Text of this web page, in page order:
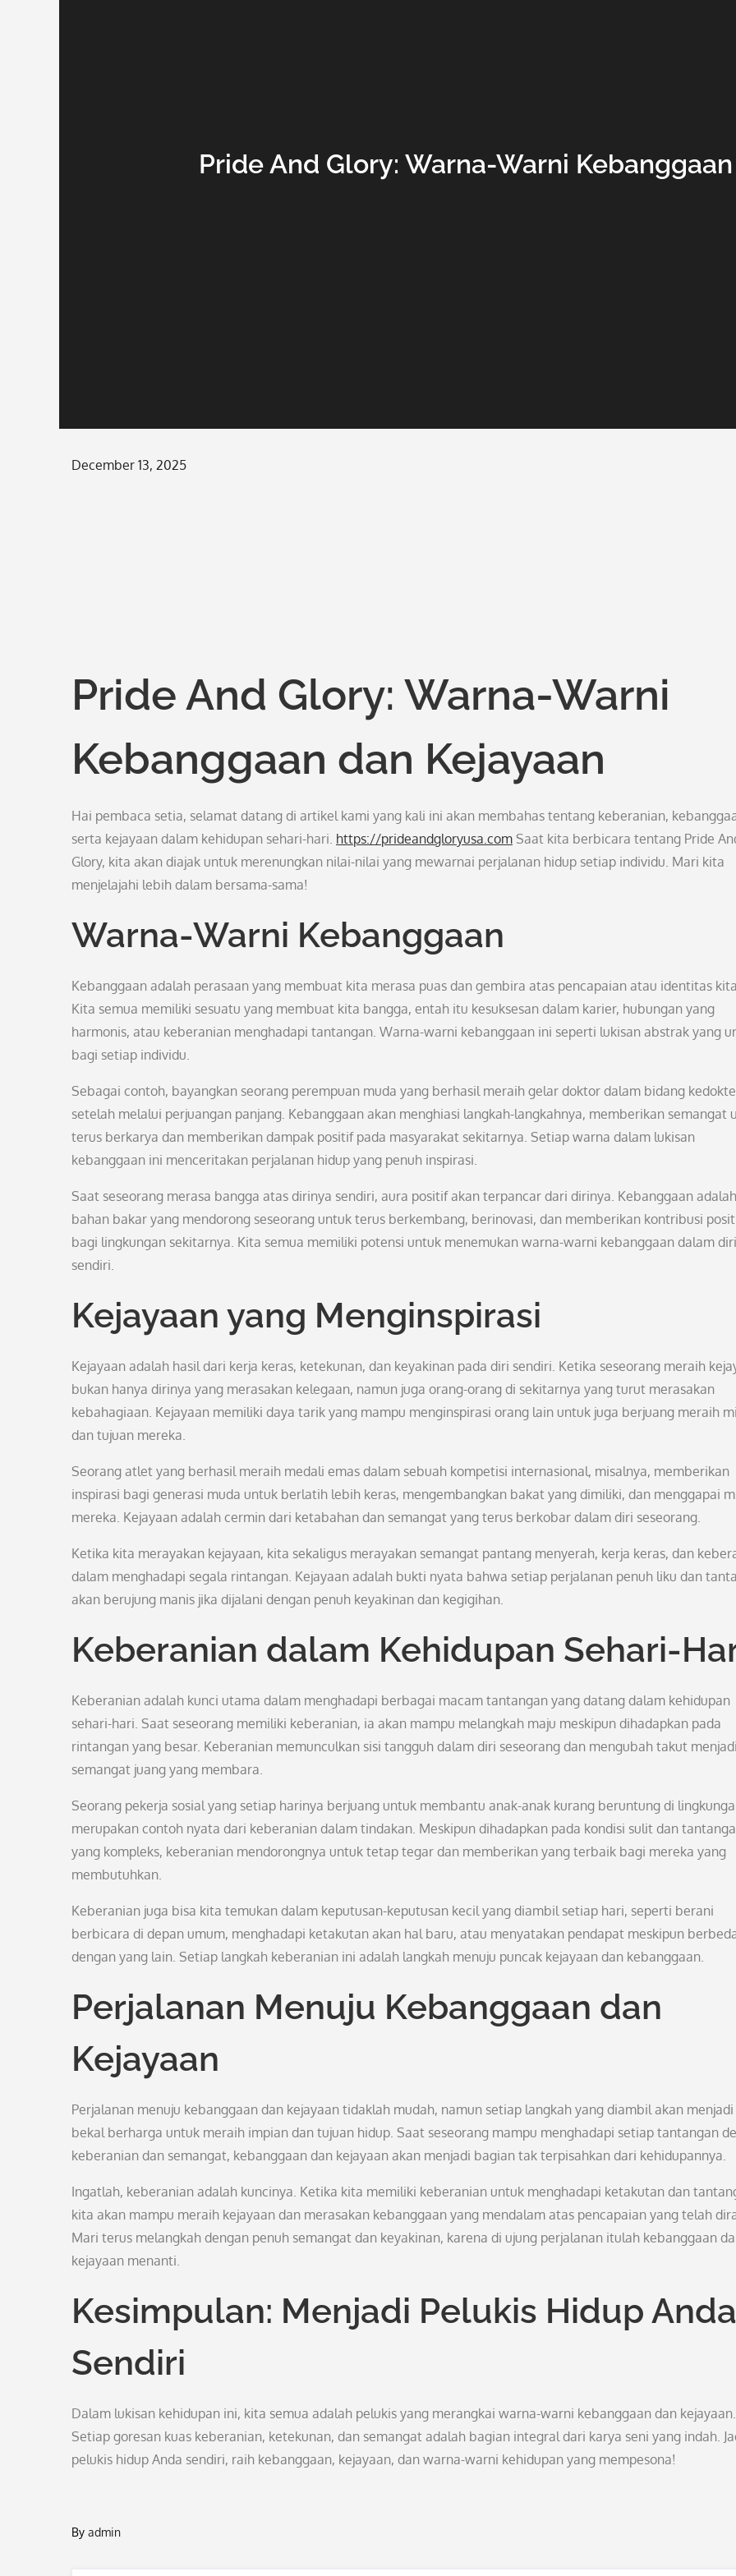
Pride And Glory: Warna-Warni
Posted
December 13, 2025
Pride And Glory: Warna-Warni
Kebanggaan dan Kejayaan
Hai pembaca setia, selamat datang di artikel kami yang kali ini akan membahas tentang keberanian,
serta kejayaan dalam kehidupan sehari-hari. https://prideandgloryusa.com Saat kita berbicara tentang Pride
Glory, kita akan diajak untuk merenungkan nilai-nilai yang mewarnai perjalanan hidup setiap individu. Mari kita
menjelajahi lebih dalam bersama-sama!
Warna-Warni Kebanggaan
Kebanggaan adalah perasaan yang membuat kita merasa puas dan gembira atas pencapaian atau identitas
Kita semua memiliki sesuatu yang membuat kita bangga, entah itu kesuksesan dalam karier, hubungan yang
harmonis, atau keberanian menghadapi tantangan. Warna-warni kebanggaan ini seperti lukisan abstrak yang
bagi setiap individu.
Sebagai contoh, bayangkan seorang perempuan muda yang berhasil meraih gelar doktor dalam bidang
setelah melalui perjuangan panjang. Kebanggaan akan menghiasi langkah-langkahnya, memberikan semangat
terus berkarya dan memberikan dampak positif pada masyarakat sekitarnya. Setiap warna dalam lukisan
kebanggaan ini menceritakan perjalanan hidup yang penuh inspirasi.
Saat seseorang merasa bangga atas dirinya sendiri, aura positif akan terpancar dari dirinya. Kebanggaan adalah
bahan bakar yang mendorong seseorang untuk terus berkembang, berinovasi, dan memberikan kontribusi
bagi lingkungan sekitarnya. Kita semua memiliki potensi untuk menemukan warna-warni kebanggaan dalam
sendiri.
Kejayaan yang Menginspirasi
Kejayaan adalah hasil dari kerja keras, ketekunan, dan keyakinan pada diri sendiri. Ketika seseorang meraih
bukan hanya dirinya yang merasakan kelegaan, namun juga orang-orang di sekitarnya yang turut merasakan
kebahagiaan. Kejayaan memiliki daya tarik yang mampu menginspirasi orang lain untuk juga berjuang meraih
dan tujuan mereka.
Seorang atlet yang berhasil meraih medali emas dalam sebuah kompetisi internasional, misalnya, memberikan
inspirasi bagi generasi muda untuk berlatih lebih keras, mengembangkan bakat yang dimiliki, dan menggapai
mereka. Kejayaan adalah cermin dari ketabahan dan semangat yang terus berkobar dalam diri seseorang.
Ketika kita merayakan kejayaan, kita sekaligus merayakan semangat pantang menyerah, kerja keras, dan
dalam menghadapi segala rintangan. Kejayaan adalah bukti nyata bahwa setiap perjalanan penuh liku dan
akan berujung manis jika dijalani dengan penuh keyakinan dan kegigihan.
Keberanian dalam Kehidupan Sehari-
Keberanian adalah kunci utama dalam menghadapi berbagai macam tantangan yang datang dalam kehidupan
sehari-hari. Saat seseorang memiliki keberanian, ia akan mampu melangkah maju meskipun dihadapkan pada
rintangan yang besar. Keberanian memunculkan sisi tangguh dalam diri seseorang dan mengubah takut menjadi
semangat juang yang membara.
Seorang pekerja sosial yang setiap harinya berjuang untuk membantu anak-anak kurang beruntung di
merupakan contoh nyata dari keberanian dalam tindakan. Meskipun dihadapkan pada kondisi sulit dan
yang kompleks, keberanian mendorongnya untuk tetap tegar dan memberikan yang terbaik bagi mereka yang
membutuhkan.
Keberanian juga bisa kita temukan dalam keputusan-keputusan kecil yang diambil setiap hari, seperti berani
berbicara di depan umum, menghadapi ketakutan akan hal baru, atau menyatakan pendapat meskipun
dengan yang lain. Setiap langkah keberanian ini adalah langkah menuju puncak kejayaan dan kebanggaan.
Perjalanan Menuju Kebanggaan dan
Kejayaan
Perjalanan menuju kebanggaan dan kejayaan tidaklah mudah, namun setiap langkah yang diambil akan menjadi
bekal berharga untuk meraih impian dan tujuan hidup. Saat seseorang mampu menghadapi setiap tantangan
keberanian dan semangat, kebanggaan dan kejayaan akan menjadi bagian tak terpisahkan dari kehidupannya.
Ingatlah, keberanian adalah kuncinya. Ketika kita memiliki keberanian untuk menghadapi ketakutan dan
kita akan mampu meraih kejayaan dan merasakan kebanggaan yang mendalam atas pencapaian yang telah
Mari terus melangkah dengan penuh semangat dan keyakinan, karena di ujung perjalanan itulah kebanggaan
kejayaan menanti.
Kesimpulan: Menjadi Pelukis Hidup Anda
Sendiri
Dalam lukisan kehidupan ini, kita semua adalah pelukis yang merangkai warna-warni kebanggaan dan kejayaan.
Setiap goresan kuas keberanian, ketekunan, dan semangat adalah bagian integral dari karya seni yang indah.
pelukis hidup Anda sendiri, raih kebanggaan, kejayaan, dan warna-warni kehidupan yang mempesona!
By admin